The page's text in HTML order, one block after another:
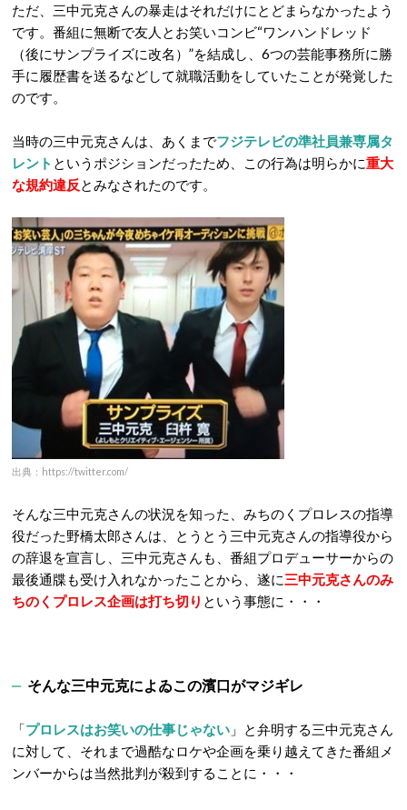
ただ、三中元克さんの暴走はそれだけにとどまらなかったよう
です。番組に無断で友人とお笑いコンビ“ワンハンドレッド
（後にサンプライズに改名）”を結成し、6つの芸能事務所に勝
手に履歴書を送るなどして就職活動をしていたことが発覚した
のです。
当時の三中元克さんは、あくまでフジテレビの準社員兼専属タ
レント というポジションだったため、この行為は明らかに重大
な規約違反とみなされたのです。
出典：https://twitter.com/
そんな三中元克さんの状況を知った、みちのくプロレスの指導
役だった野橋太郎さんは、とうとう三中元克さんの指導役から
の辞退を宣言し、三中元克さんも、番組プロデューサーからの
最後通牒も受け入れなかったことから、遂に三中元克さんのみ
ちのくプロレス企画は打ち切り という事態に・・・
そんな三中元克によゐこの濱口がマジギレ
「プロレスはお笑いの仕事じゃない 」と弁明する三中元克さん
に対して、それまで過酷なロケや企画を乗り越えてきた番組メ
ンバーからは当然批判が殺到することに・・・